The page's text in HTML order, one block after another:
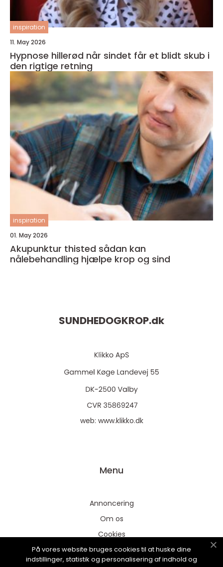
inspiration
11. May 2026
Hypnose hillerød når sindet får et blidt skub i
den rigtige retning
inspiration
01. May 2026
Akupunktur thisted sådan kan
nålebehandling hjælpe krop og sind
SUNDHEDOGKROP.dk
web: www.klikko.dk
Menu
Annoncering
Om os
Cookies
Kontakt os
På vores website bruges cookies til at huske dine
indstillinger, statistik og personalisering af indhold og